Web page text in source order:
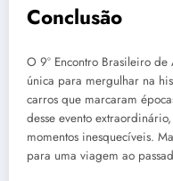
Conclusão
O 9º Encontro Brasileiro
única para mergulhar na
carros que marcaram
desse evento
momentos inesquecíveis.
para uma viagem ao